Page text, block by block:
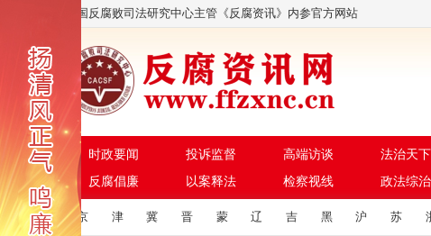
中国反腐败司法研究中心主管《反腐资讯》内参官方网站
时政要闻 投诉监督 高端访谈 法治天下
反腐倡廉
以案释法 检察视线 政法综治
京 津 冀 晋 蒙 辽 吉 黑 沪 苏